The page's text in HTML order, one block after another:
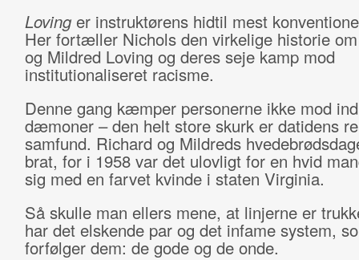
Loving er instruktørens hidtil mest
Her fortæller Nichols den virkelige historie
og Mildred Loving og deres seje kamp mod
institutionaliseret racisme.
Denne gang kæmper personerne ikke mod
dæmoner – den helt store skurk er datidens
samfund. Richard og Mildreds
brat, for i 1958 var det ulovligt for en hvid
sig med en farvet kvinde i staten Virginia.
Så skulle man ellers mene, at linjerne er
har det elskende par og det infame system,
forfølger dem: de gode og de onde.